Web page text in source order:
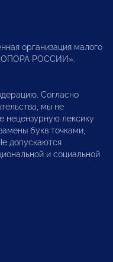
организация малого
«ОПОРА РОССИИ».
Согласно
мы не
лексику
букв точками,
допускаются
и социальной